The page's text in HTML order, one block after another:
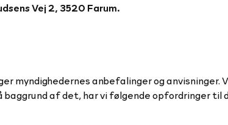
Vej 2, 3520 Farum.
myndighedernes anbefalinger og anvisninger.
af det, har vi følgende opfordringer til